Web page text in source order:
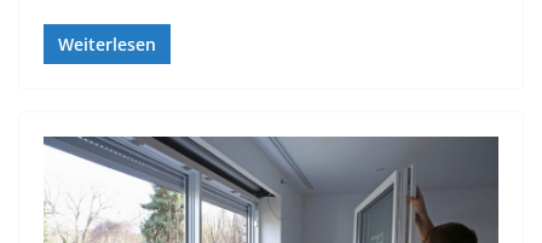
Weiterlesen